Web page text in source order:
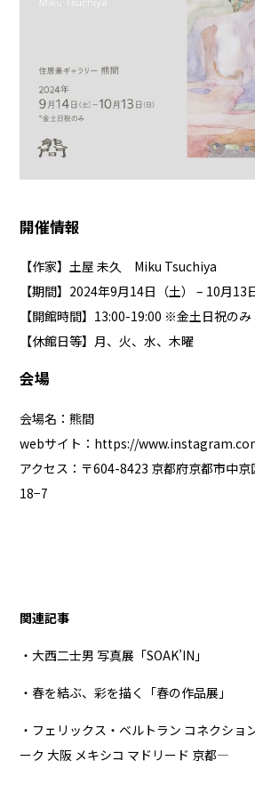
開催情報
【作家】土屋 未久 Miku Tsuchiya
【期間】2024年9月14日（土） – 10月13
【開館時間】13:00-19:00 ※​​金土日祝のみ
【休館日等】月、火、水、木曜
会場
会場名：熊間
webサイト： https://
アクセス：〒604-8423 京都府京都市中
18−7
関連記事
・大西二士男 写真展「SOAK’IN」
・春を結ぶ、彩を描く「春の作品展」
・フェリックス・ベルトラン コネクシ
ーク 大阪 メキシコ マドリード 京都―